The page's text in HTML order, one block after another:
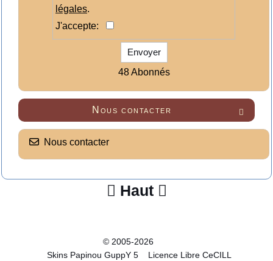
légales.
J'accepte:
Envoyer
48 Abonnés

Nous contacter
Nous contacter
 Haut 
© 2005-2026
Skins Papinou GuppY 5
Licence Libre CeCILL